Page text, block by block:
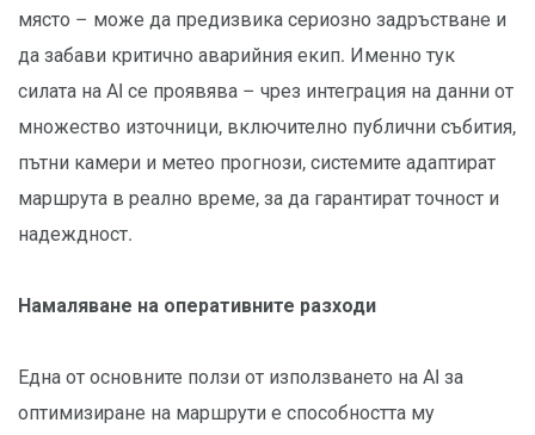
място – може да предизвика сериозно задръстване и
да забави критично аварийния екип. Именно тук
силата на AI се проявява – чрез интеграция на данни от
множество източници, включително публични събития,
пътни камери и метео прогнози, системите адаптират
маршрута в реално време, за да гарантират точност и
надеждност.
Намаляване на оперативните разходи
Една от основните ползи от използването на AI за
оптимизиране на маршрути е способността му